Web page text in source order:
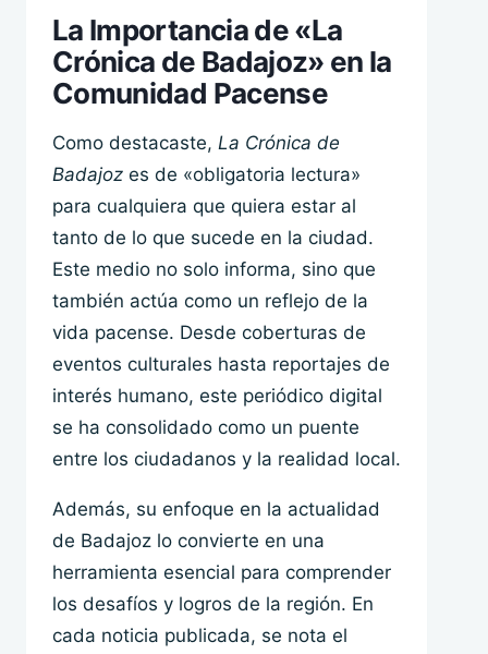
La Importancia de «La
Crónica de Badajoz» en la
Comunidad Pacense
Como destacaste, La Crónica de
Badajoz es de «obligatoria lectura»
para cualquiera que quiera estar al
tanto de lo que sucede en la ciudad.
Este medio no solo informa, sino que
también actúa como un reflejo de la
vida pacense. Desde coberturas de
eventos culturales hasta reportajes de
interés humano, este periódico digital
se ha consolidado como un puente
entre los ciudadanos y la realidad local.
Además, su enfoque en la actualidad
de Badajoz lo convierte en una
herramienta esencial para comprender
los desafíos y logros de la región. En
cada noticia publicada, se nota el